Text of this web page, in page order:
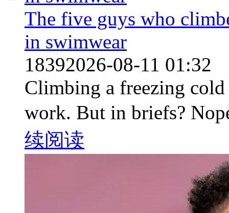
The five guys who
in swimwear
18392026-08-11 01:32
Climbing a freezing
work. But in briefs?
续阅读